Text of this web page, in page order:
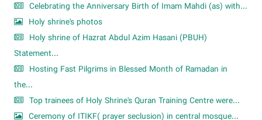
Celebrating the Anniversary Birth of Imam Mahdi (as) with...
Holy shrine's photos
Holy shrine of Hazrat Abdul Azim Hasani (PBUH)
Statement...
Hosting Fast Pilgrims in Blessed Month of Ramadan in
the...
Top trainees of Holy Shrine's Quran Training Centre were...
Ceremony of ITIKF( prayer seclusion) in central mosque...